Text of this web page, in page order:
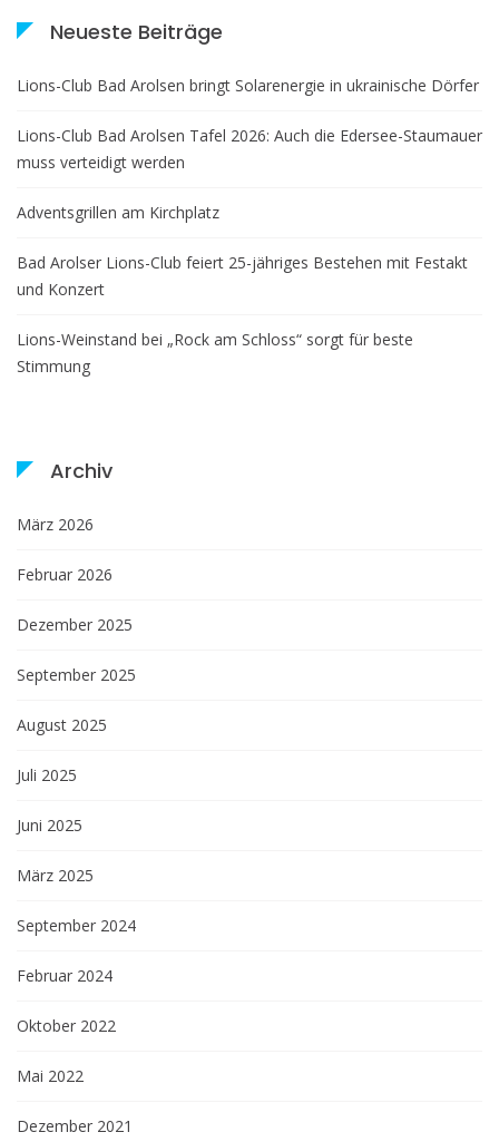
Neueste Beiträge
Lions-Club Bad Arolsen bringt Solarenergie in ukrainische Dörfer
Lions-Club Bad Arolsen Tafel 2026: Auch die Edersee-Staumauer
muss verteidigt werden
Adventsgrillen am Kirchplatz
Bad Arolser Lions-Club feiert 25-jähriges Bestehen mit Festakt
und Konzert
Lions-Weinstand bei „Rock am Schloss“ sorgt für beste
Stimmung
Archiv
März 2026
Februar 2026
Dezember 2025
September 2025
August 2025
Juli 2025
Juni 2025
März 2025
September 2024
Februar 2024
Oktober 2022
Mai 2022
Dezember 2021